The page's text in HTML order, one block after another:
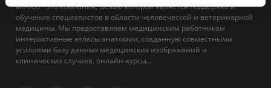
IMAIOS - это компания, целью которой является поддержка и
обучение специалистов в области человеческой и ветеринарной
медицины. Мы предоставляем медицинским работникам
интерактивные атласы анатомии, созданную совместными
усилиями базу данных медицинских изображений и
клинических случаев, онлайн-курсы...